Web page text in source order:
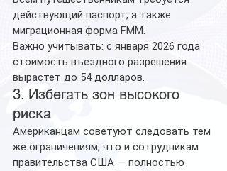
действующий паспорт, а также
миграционная форма FMM.
Важно учитывать: с января 2026 года
стоимость въездного разрешения
вырастет до 54 долларов.
3. Избегать зон высокого
риска
Американцам советуют следовать тем
же ограничениям, что и сотрудникам
правительства США — полностью